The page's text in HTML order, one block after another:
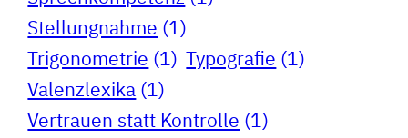
Stellungnahme (1)
Trigonometrie (1) Typografie (1)
Valenzlexika (1)
Vertrauen statt Kontrolle (1)